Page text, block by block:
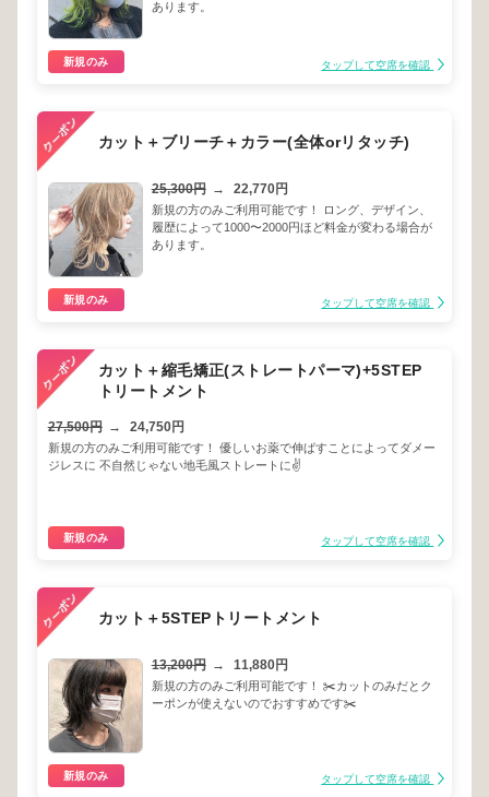
あります。
新規のみ タップして空席を確認
カット＋ブリーチ＋カラー(全体orリタッチ)
25,300円 → 22,770円
新規の方のみご利用可能です！ ロング、デザイン、
履歴によって1000〜2000円ほど料金が変わる場合が
あります。
新規のみ タップして空席を確認
カット＋縮毛矯正(ストレートパーマ)+5STEP
トリートメント
27,500円 → 24,750円
新規の方のみご利用可能です！ 優しいお薬で伸ばすことによってダメー
ジレスに 不自然じゃない地毛風ストレートに✌️
新規のみ タップして空席を確認
カット＋5STEPトリートメント
13,200円 → 11,880円
新規の方のみご利用可能です！ ✂️カットのみだとク
ーポンが使えないのでおすすめです✂️
新規のみ タップして空席を確認